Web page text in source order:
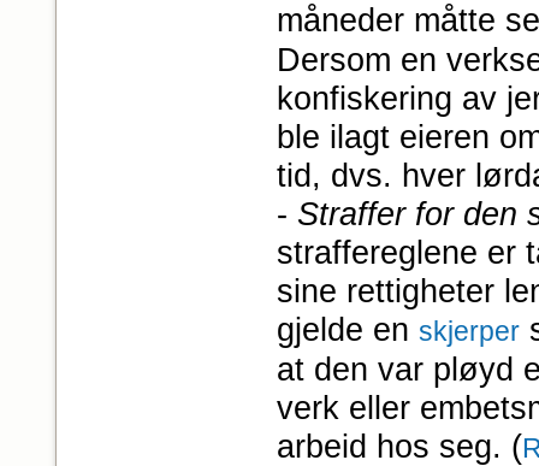
måneder måtte
Dersom en
konfiskering av
ble ilagt eieren
tid, dvs. hver
- Straffer for den
straffereglene er
sine rettigheter
gjelde en skjerper
at den var pløyd
verk eller
arbeid hos seg. (